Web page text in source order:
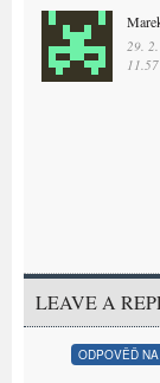
29.
11.57
LEAVE A
ODPOVĚĎ